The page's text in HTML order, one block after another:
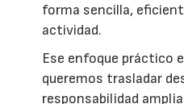
forma sencilla,
actividad.
Ese enfoque práctico
queremos trasladar
responsabilidad